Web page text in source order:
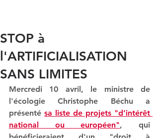
STOP à
l'ARTIFICIALISATION
SANS LIMITES
Mercredi 10 avril, le ministre de
l'écologie Christophe Béchu a
présenté sa liste de projets "d’intérêt
national ou européen", qui